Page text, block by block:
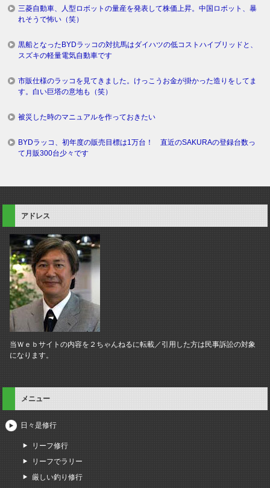
三菱自動車、人型ロボットの量産を発表して株価上昇。中国ロボット、暴
れそうで怖い（笑）
黒船となったBYDラッコの対抗馬はダイハツの低コストハイブリッドと、
スズキの軽量電気自動車です
市販仕様のラッコを見てきました。けっこうお金が掛かった造りをしてま
す。白い巨塔の意地も（笑）
被災した時のマニュアルを作っておきたい
BYDラッコ、初年度の販売目標は1万台！ 直近のSAKURAの登録台数っ
て月販300台少々です
アドレス
当Ｗｅｂサイトの内容を２ちゃんねるに転載／引用した方は民事訴訟の対象
になります。
メニュー
日々是修行
リーフ修行
リーフでラリー
厳しい釣り修行